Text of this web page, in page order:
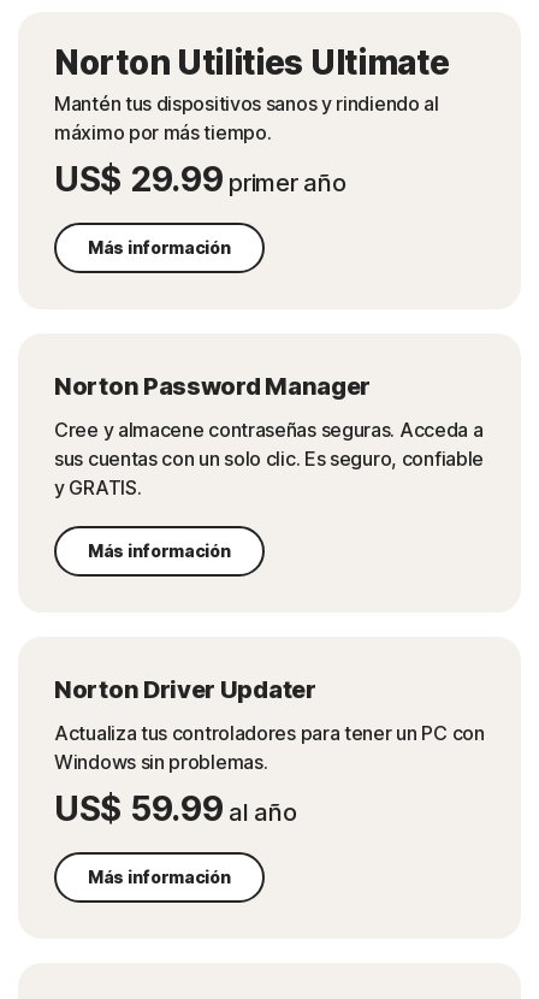
Norton Utilities Ultimate
Mantén tus dispositivos sanos y rindiendo al
máximo por más tiempo.
US$ 29.99 primer año
Más información
Norton Password Manager
Cree y almacene contraseñas seguras. Acceda a
sus cuentas con un solo clic. Es seguro, confiable
y GRATIS.
Más información
Norton Driver Updater
Actualiza tus controladores para tener un PC con
Windows sin problemas.
US$ 59.99 al año
Más información